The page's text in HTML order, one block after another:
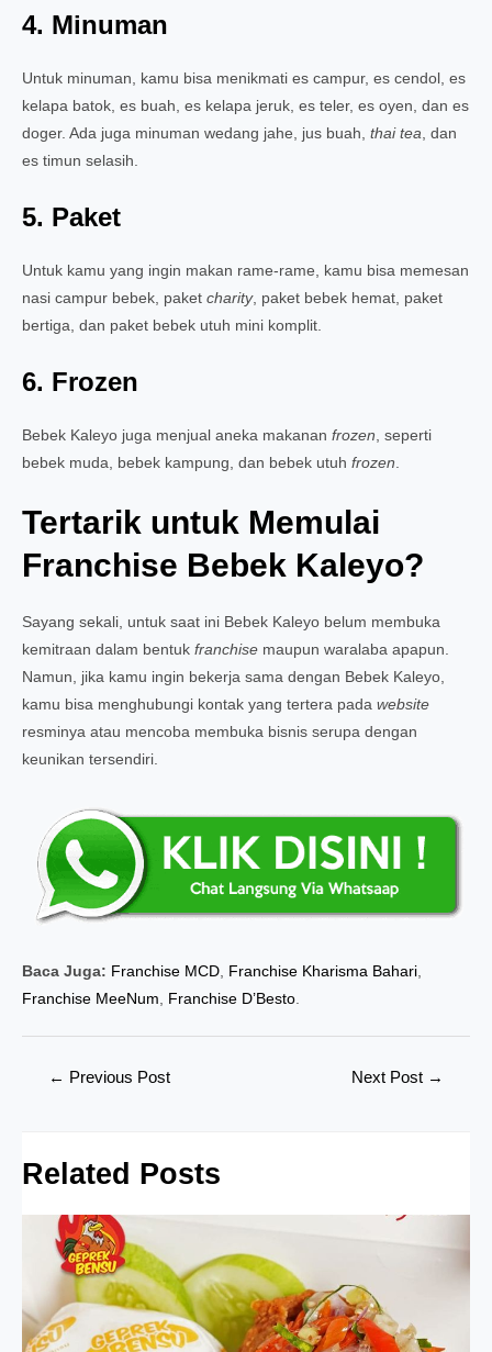
4. Minuman
Untuk minuman, kamu bisa menikmati es campur, es cendol, es
kelapa batok, es buah, es kelapa jeruk, es teler, es oyen, dan es
doger. Ada juga minuman wedang jahe, jus buah, thai tea, dan
es timun selasih.
5. Paket
Untuk kamu yang ingin makan rame-rame, kamu bisa memesan
nasi campur bebek, paket charity, paket bebek hemat, paket
bertiga, dan paket bebek utuh mini komplit.
6. Frozen
Bebek Kaleyo juga menjual aneka makanan frozen seperti
bebek muda, bebek kampung, dan bebek utuh frozen
Tertarik untuk Memulai
Franchise Bebek Kaleyo?
Sayang sekali, untuk saat ini Bebek Kaleyo belum membuka
kemitraan dalam bentuk franchise maupun waralaba apapun.
Namun, jika kamu ingin bekerja sama dengan Bebek Kaleyo,
kamu bisa menghubungi kontak yang tertera pada website
resminya atau mencoba membuka bisnis serupa dengan
keunikan tersendiri.
Baca Juga: Franchise MCD, Franchise Kharisma Bahari,
Franchise MeeNum, Franchise D’Besto.
← Previous Post Next Post →
Related Posts